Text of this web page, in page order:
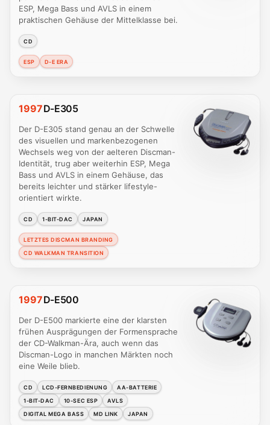
ESP, Mega Bass und AVLS in einem
praktischen Gehäuse der Mittelklasse bei.
CD
ESP D-E ERA
1997D-E305
Der D-E305 stand genau an der Schwelle
des visuellen und markenbezogenen
Wechsels weg von der aelteren Discman-
Identität, trug aber weiterhin ESP, Mega
Bass und AVLS in einem Gehäuse, das
bereits leichter und stärker lifestyle-
orientiert wirkte.
CD 1-BIT-DAC JAPAN
LETZTES DISCMAN BRANDING
CD WALKMAN TRANSITION
1997D-E500
Der D-E500 markierte eine der klarsten
frühen Ausprägungen der Formensprache
der CD-Walkman-Ära, auch wenn das
Discman-Logo in manchen Märkten noch
eine Weile blieb.
CD LCD-FERNBEDIENUNG
AA-BATTERIE
1-BIT-DAC
10-SEC ESP
AVLS
DIGITAL MEGA BASS
MD LINK JAPAN